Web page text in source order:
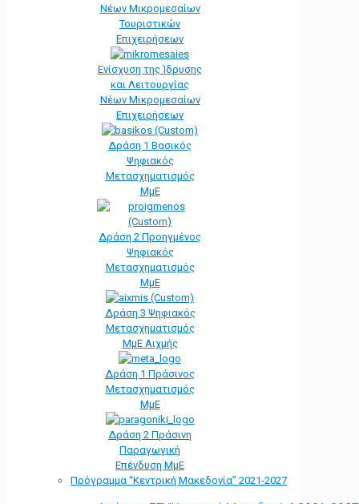
Νέων Μικρομεσαίων
Τουριστικών
Επιχειρήσεων
Ενίσχυση της Ίδρυσης
και Λειτουργίας
Νέων Μικρομεσαίων
Επιχειρήσεων
Δράση 1 Βασικός
Ψηφιακός
Μετασχηματισμός
ΜμΕ
Δράση 2 Προηγμένος
Ψηφιακός
Μετασχηματισμός
ΜμΕ
Δράση 3 Ψηφιακός
Μετασχηματισμός
ΜμΕ Αιχμής
Δράση 1 Πράσινος
Μετασχηματισμός
ΜμΕ
Δράση 2 Πράσινη
Παραγωγική
Επένδυση ΜμΕ
Πρόγραμμα “Κεντρική Μακεδονία” 2021-2027